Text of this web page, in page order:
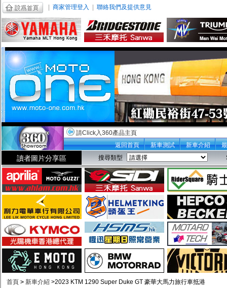
商家管理登入 聯絡我們及提供意見
請Click入360產品主頁
返回首頁
新車測試 新車介紹
讀者圖片分享區 搜尋類型
首頁 > 新車介紹 >2023 KTM 1290 Super Duke GT 豪華大馬力旅行車抵港